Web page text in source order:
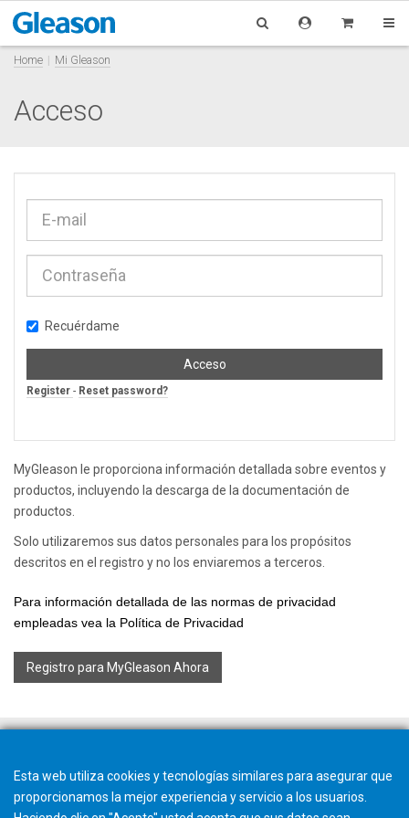
Home Mi Gleason
Acceso
Recuérdame
Acceso
Register - Reset password?
MyGleason le proporciona información detallada sobre eventos y
productos, incluyendo la descarga de la documentación de
productos.
Solo utilizaremos sus datos personales para los propósitos
descritos en el registro y no los enviaremos a terceros.
Para información detallada de las normas de privacidad
empleadas vea la Política de Privacidad
Registro para MyGleason Ahora
Esta web utiliza cookies y tecnologías similares para asegurar que
proporcionamos la mejor experiencia y servicio a los usuarios.